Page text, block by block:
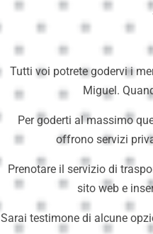
Tutti voi potrete godervi i
Miguel.
Per goderti al massimo
offrono servizi
Prenotare il servizio di
sito web e
Sarai testimone di alcune